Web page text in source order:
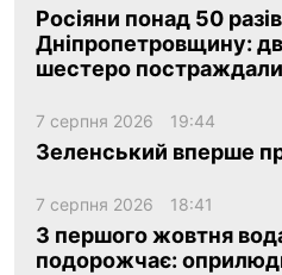
Росіяни понад 50
Дніпропетровщину:
шестеро
7 серпня 2026 19:44
Зеленський вперше
7 серпня 2026 18:41
З першого жовтня
подорожчає: